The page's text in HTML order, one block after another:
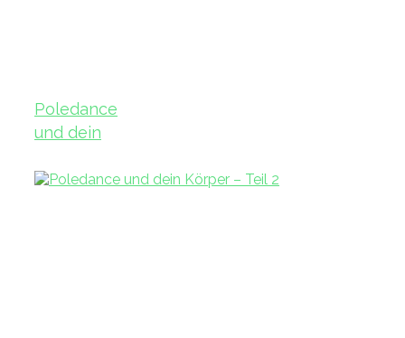
Poledance
und dein
3